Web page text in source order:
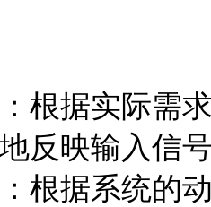
根据实际需
反映输入信
根据系统的